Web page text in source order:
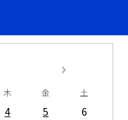
木 金 土
4 5
6